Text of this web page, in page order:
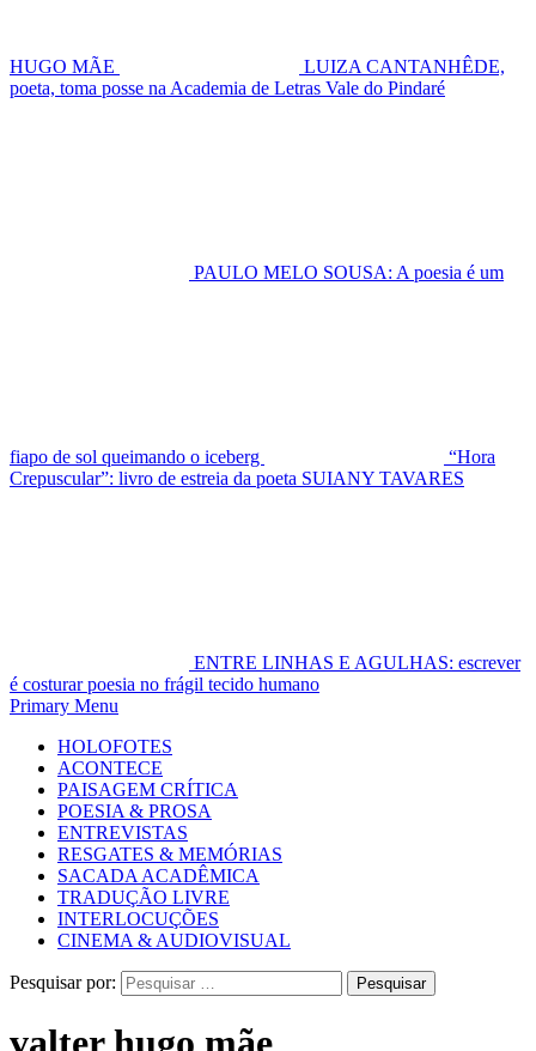
HUGO MÃE
LUIZA CANTANHÊDE,
poeta, toma posse na Academia de Letras Vale do Pindaré
PAULO MELO SOUSA: A poesia é um
fiapo de sol queimando o iceberg
“Hora
Crepuscular”: livro de estreia da poeta SUIANY TAVARES
ENTRE LINHAS E AGULHAS: escrever
é costurar poesia no frágil tecido humano
Primary Menu
HOLOFOTES
ACONTECE
PAISAGEM CRÍTICA
POESIA & PROSA
ENTREVISTAS
RESGATES & MEMÓRIAS
SACADA ACADÊMICA
TRADUÇÃO LIVRE
INTERLOCUÇÕES
CINEMA & AUDIOVISUAL
Pesquisar por: